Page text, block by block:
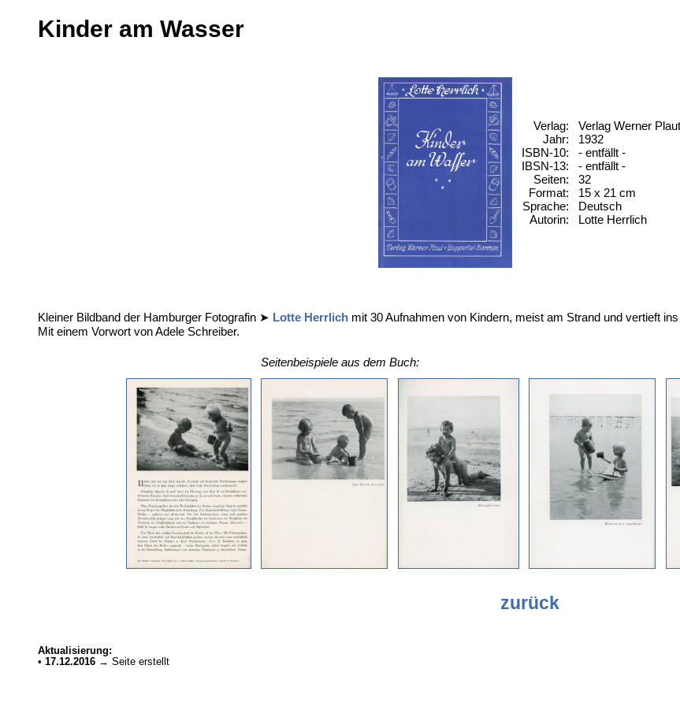
Kinder am Wasser
Verlag:
Jahr:
ISBN-10:
IBSN-13:
Seiten:
Format:
Sprache:
Autorin:
Verlag Werner Plaut
1932
- entfällt -
- entfällt -
32
15 x 21 cm
Deutsch
Lotte Herrlich
Kleiner Bildband der Hamburger Fotografin ➤ Lotte Herrlich mit 30 Aufnahmen von Kindern, meist am Strand und vertieft ins
Mit einem Vorwort von Adele Schreiber.
Seitenbeispiele aus dem Buch:
zurück
Aktualisierung:
• 17.12.2016 → Seite erstellt